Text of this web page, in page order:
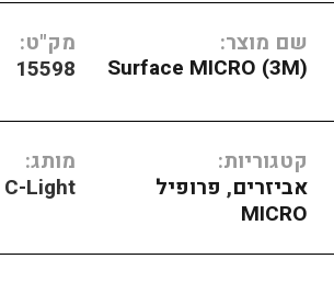
שם מוצר:
Surface MICRO (3M)
מק"ט:
15598
קטגוריות:
אביזרים, פרופיל
MICRO
מותג:
C-Light